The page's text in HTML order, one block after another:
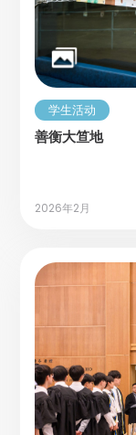
学生活动
善衡大笪地
2026年2月